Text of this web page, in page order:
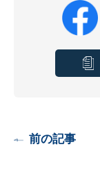
前の記事